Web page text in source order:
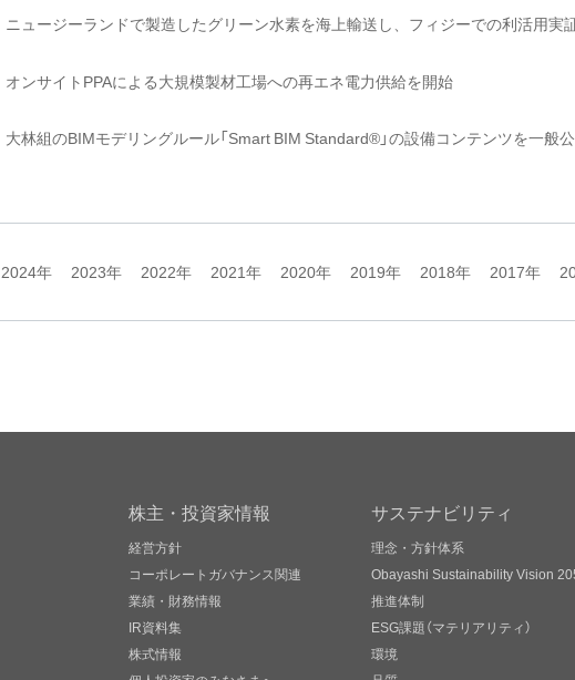
ニュージーランドで製造したグリーン水素を海上輸送し、フィジーでの利活用実
オンサイトPPAによる大規模製材工場への再エネ電力供給を開始
大林組のBIMモデリングルール「Smart BIM Standard®」の設備コンテンツを一般
2024年 2023年 2022年 2021年 2020年 2019年 2018年 2017年
株主・投資家情報
経営方針
コーポレートガバナンス関連
業績・財務情報
IR資料集
株式情報
サステナビリティ
理念・方針体系
Obayashi Sustainability Vision
推進体制
ESG課題（マテリアリティ）
環境